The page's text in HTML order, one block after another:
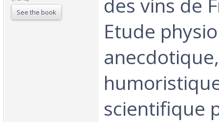
See the book
des vins de
Etude
scientifique